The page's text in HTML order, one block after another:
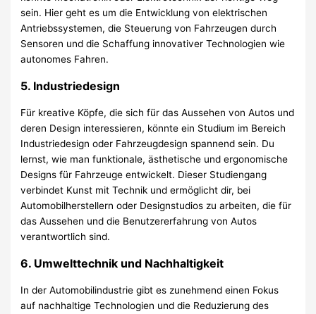
sein. Hier geht es um die Entwicklung von elektrischen
Antriebssystemen, die Steuerung von Fahrzeugen durch
Sensoren und die Schaffung innovativer Technologien wie
autonomes Fahren.
5. Industriedesign
Für kreative Köpfe, die sich für das Aussehen von Autos und
deren Design interessieren, könnte ein Studium im Bereich
Industriedesign oder Fahrzeugdesign spannend sein. Du
lernst, wie man funktionale, ästhetische und ergonomische
Designs für Fahrzeuge entwickelt. Dieser Studiengang
verbindet Kunst mit Technik und ermöglicht dir, bei
Automobilherstellern oder Designstudios zu arbeiten, die für
das Aussehen und die Benutzererfahrung von Autos
verantwortlich sind.
6. Umwelttechnik und Nachhaltigkeit
In der Automobilindustrie gibt es zunehmend einen Fokus
auf nachhaltige Technologien und die Reduzierung des